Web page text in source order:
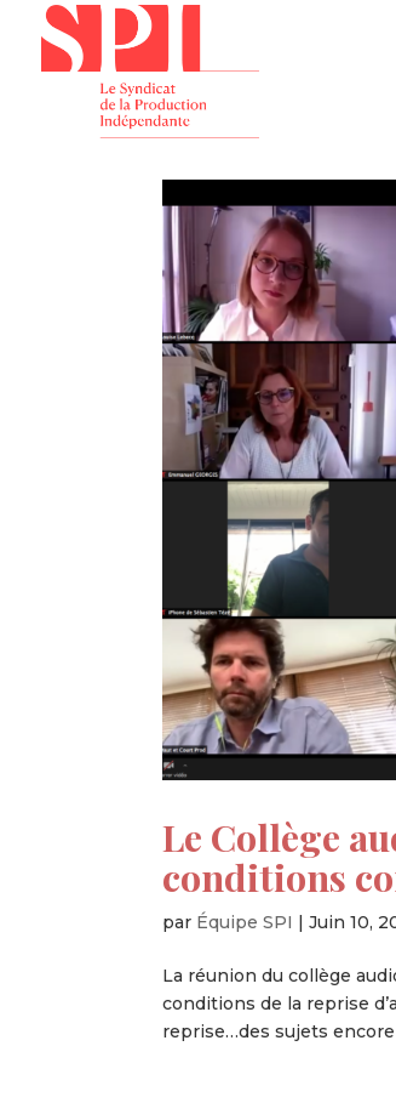
Le Collège
conditions
par Équipe SPI |Juin 10,
La réunion du collège
conditions de la reprise
reprise…des sujets encore